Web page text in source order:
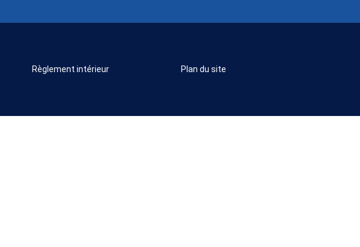
Règlement intérieur Plan du site